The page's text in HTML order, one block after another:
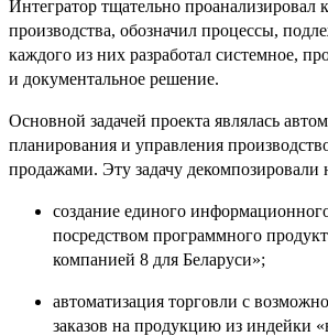
Интегратор тщательно проанализировал
производства, обозначил процессы,
каждого из них разработал системное,
и документальное решение.
Основной задачей проекта являлась
планирования и управления
продажами. Эту задачу декомпозировали
создание единого
посредством программного
компанией 8 для Беларуси»;
автоматизация торговли с
заказов на продукцию из индейки